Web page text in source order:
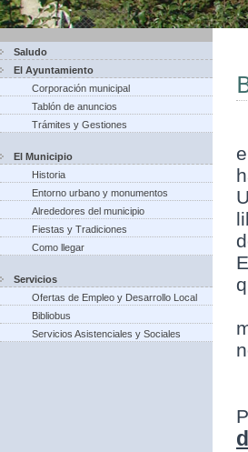
Saludo
El Ayuntamiento
Corporación municipal
Tablón de anuncios
Trámites y Gestiones
El Municipio
Historia
Entorno urbano y monumentos
Alrededores del municipio
Fiestas y Tradiciones
Como llegar
Servicios
Ofertas de Empleo y Desarrollo Local
Bibliobus
Servicios Asistenciales y Sociales